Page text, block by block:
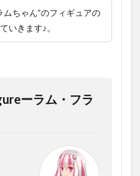
ムちゃん”のフィギュアの
いきます♪。
ーラム・フラ